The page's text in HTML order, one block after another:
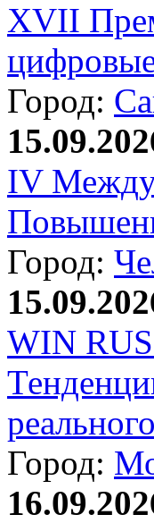
XVII
Город:
IV
Город:
WIN
Город: